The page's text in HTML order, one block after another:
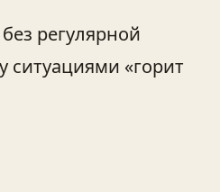
регулярной
ситуациями «горит